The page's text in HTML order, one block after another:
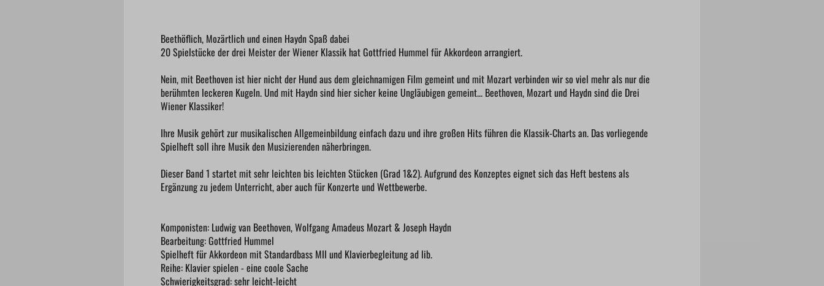
Beethöflich, Mozärtlich und einen Haydn Spaß dabei
20 Spielstücke der drei Meister der Wiener Klassik hat Gottfried Hummel für Akkordeon arrangiert.
Nein, mit Beethoven ist hier nicht der Hund aus dem gleichnamigen Film gemeint und mit Mozart verbinden wir so viel mehr als nur die
berühmten leckeren Kugeln. Und mit Haydn sind hier sicher keine Ungläubigen gemeint... Beethoven, Mozart und Haydn sind die Drei
Wiener Klassiker!
Ihre Musik gehört zur musikalischen Allgemeinbildung einfach dazu und ihre großen Hits führen die Klassik-Charts an. Das vorliegende
Spielheft soll ihre Musik den Musizierenden näherbringen.
Dieser Band 1 startet mit sehr leichten bis leichten Stücken (Grad 1&2). Aufgrund des Konzeptes eignet sich das Heft bestens als
Ergänzung zu jedem Unterricht, aber auch für Konzerte und Wettbewerbe.
Komponisten: Ludwig van Beethoven, Wolfgang Amadeus Mozart & Joseph Haydn
Bearbeitung: Gottfried Hummel
Spielheft für Akkordeon mit Standardbass MII und Klavierbegleitung ad lib.
Reihe: Klavier spielen - eine coole Sache
Schwierigkeitsgrad: sehr leicht-leicht